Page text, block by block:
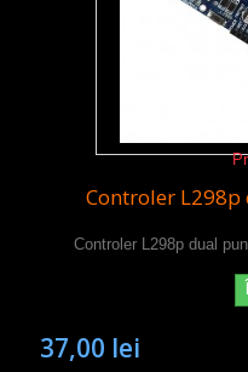
Controler
Controler L298p dual
37,00 lei